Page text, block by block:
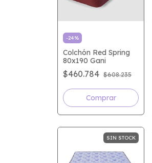
-24%
Colchón Red Spring
80x190 Gani
$460.784 $608.235
SIN STOCK